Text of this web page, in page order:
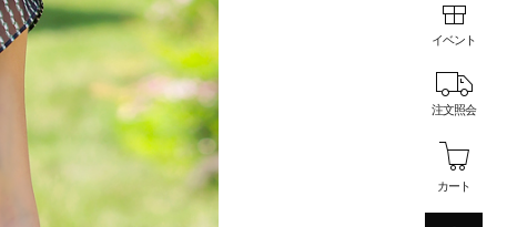
イベント
注文照会
カート